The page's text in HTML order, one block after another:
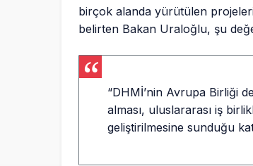
birçok alanda yürütülen
belirten Bakan Uraloğlu, şu
“DHMİ’nin Avrupa Birliği
alması, uluslararası iş
geliştirilmesine sunduğu